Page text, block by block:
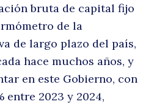
bruta de capital fijo
de la
de largo plazo del país,
hace muchos años, y
en este Gobierno, con
entre 2023 y 2024,